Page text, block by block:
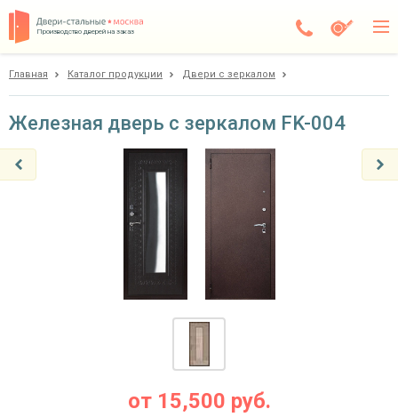
Производство дверей на заказ
Покупателям
Главная Каталог продукции Двери с зеркалом
Железная дверь с зеркалом FK-004
от 15,500 руб.